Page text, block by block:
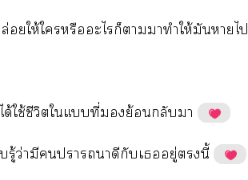
​ให้​​​​​​​​ให้​​​
ด้​ใช้​ี​​​ี่​​ย้​​
ว่​​​​​​​ู่​​ี้